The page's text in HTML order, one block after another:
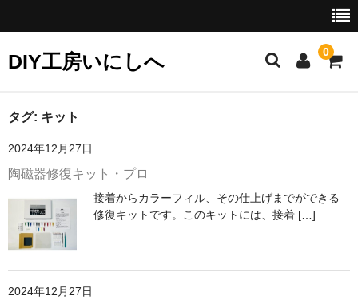
DIY工房いにしへ 0
お勧め商品
セット商品
クリーニングに
カラーフィルに
リタッチに
タグ: キット
2024年12月27日
陶磁器修復キット・プロ
接着からカラーフィル、その仕上げまでができる
修復キットです。このキットには、接着 […]
2024年12月27日